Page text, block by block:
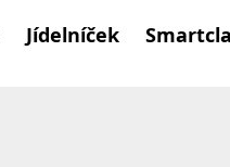
Jídelníček